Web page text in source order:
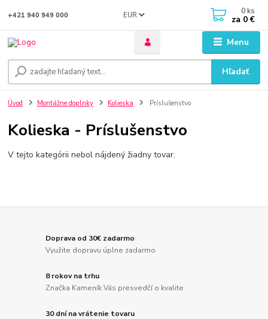
Menu
EUR
Hľadať
+421 940 949 000 0 ks
za 0 €
Úvod Montážne doplnky Kolieska Príslušenstvo
Kolieska - Príslušenstvo
V tejto kategórii nebol nájdený žiadny tovar.
Doprava od 30€ zadarmo
Využite dopravu úplne zadarmo
8 rokov na trhu
Značka Kameník Vás presvedčí o kvalite
30 dní na vrátenie tovaru